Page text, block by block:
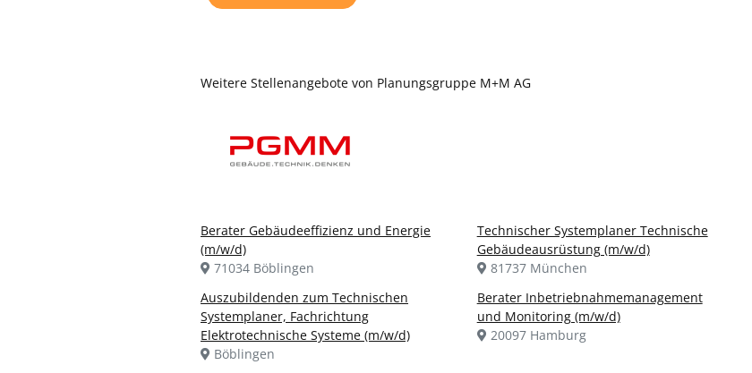
Weitere Stellenangebote von Planungsgruppe M+M AG
Berater Gebäudeeffizienz und Energie
(m/w/d)
71034 Böblingen
Technischer Systemplaner Technische
Gebäudeausrüstung (m/w/d)
81737 München
Auszubildenden zum Technischen
Systemplaner, Fachrichtung
Elektrotechnische Systeme (m/w/d)
Böblingen
Berater Inbetriebnahmemanagement
und Monitoring (m/w/d)
20097 Hamburg